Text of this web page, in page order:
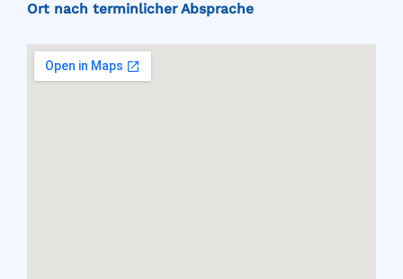
Ort nach terminlicher Absprache